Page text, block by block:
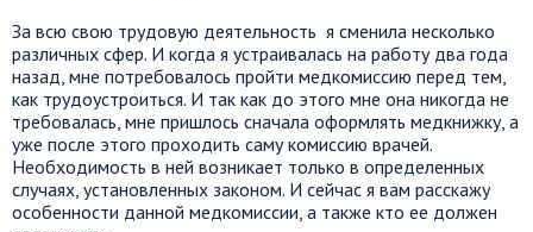
За всю свою трудовую деятельность я сменила несколько
различных сфер. И когда я устраивалась на работу два года
назад, мне потребовалось пройти медкомиссию перед тем,
как трудоустроиться. И так как до этого мне она никогда не
требовалась, мне пришлось сначала оформлять медкнижку, а
уже после этого проходить саму комиссию врачей.
Необходимость в ней возникает только в определенных
случаях, установленных законом. И сейчас я вам расскажу
особенности данной медкомиссии, а также кто ее должен